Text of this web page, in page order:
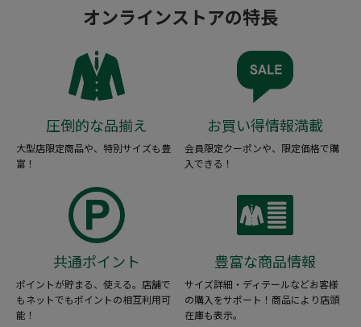
オンラインストアの特長
圧倒的な品揃え
大型店限定商品や、特別サイズも豊
富！
お買い得情報満載
会員限定クーポンや、限定価格で購
入できる！
共通ポイント
ポイントが貯まる、使える。店舗で
もネットでもポイントの相互利用可
能！
豊富な商品情報
サイズ詳細・ディテールなどお客様
の購入をサポート！商品により店頭
在庫も表示。